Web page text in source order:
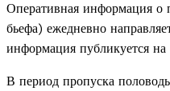
Оперативная информация о
бьефа) ежедневно
информация публикуется
В период пропуска